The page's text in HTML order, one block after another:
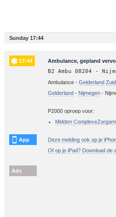
Sunday 17:44
17:44 Ambulance, gepland
B2 Ambu 08204 -
Ambulance - Gelderland Zuid
Gelderland- Nijmegen-
P2000 oproep voor:
Midden
App
Deze melding ook op je
Of op je iPad? Download de
Ads